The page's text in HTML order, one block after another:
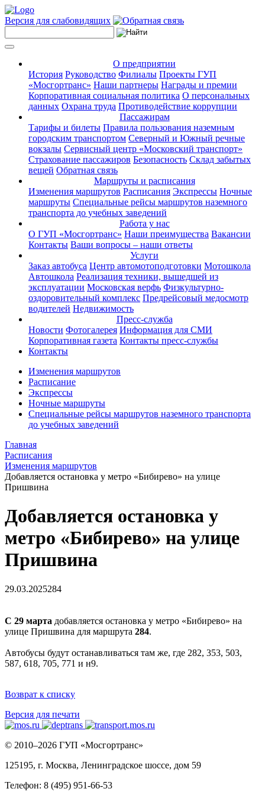
Версия для слабовидящих
О предприятии
История Руководство Филиалы Проекты ГУП
«Мосгортранс» Наши партнеры Награды и премии
Корпоративная социальная политика О персональных
данных Охрана труда Противодействие коррупции
Пассажирам
Тарифы и билеты Правила пользования наземным
городским транспортом Северный и Южный речные
вокзалы Сервисный центр «Московский транспорт»
Страхование пассажиров Безопасность Склад забытых
вещей Обратная связь
Маршруты и расписания
Изменения маршрутов Расписания Экспрессы Ночные
маршруты Специальные рейсы маршрутов наземного
транспорта до учебных заведений
Работа у нас
О ГУП «Мосгортранс» Наши преимущества Вакансии
Контакты Ваши вопросы – наши ответы
Услуги
Заказ автобуса Центр автомотоподготовки Мотошкола
Автошкола Реализация техники, вышедшей из
эксплуатации Московская верфь Физкультурно-
оздоровительный комплекс Предрейсовый медосмотр
водителей Недвижимость
Пресс-служба
Новости Фотогалерея Информация для СМИ
Корпоративная газета Контакты пресс-службы
Контакты
Изменения маршрутов
Расписание
Экспрессы
Ночные маршруты
Специальные рейсы маршрутов наземного транспорта
до учебных заведений
Главная
Расписания
Изменения маршрутов
Добавляется остановка у метро «Бибирево» на улице
Пришвина
Добавляется остановка у
метро «Бибирево» на улице
Пришвина
29.03.2025284
С 29 марта добавляется остановка у метро «Бибирево» на
улице Пришвина для маршрута 284.
Автобусы будут останавливаться там же, где 282, 353, 503,
587, 618, 705, 771 и н9.
Возврат к списку
Версия для печати
© 2010–2026 ГУП «Мосгортранс»
125195, г. Москва, Ленинградское шоссе, дом 59
Телефон: 8 (495) 951-66-53